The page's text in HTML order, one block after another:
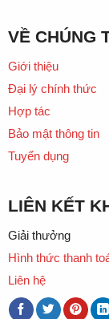
VỀ CHÚNG
Giới thiệu
Đại lý chính thức
Hợp tác
Bảo mật thông tin
Tuyển dụng
LIÊN KẾT
Giải thưởng
Hình thức thanh
Liên hệ